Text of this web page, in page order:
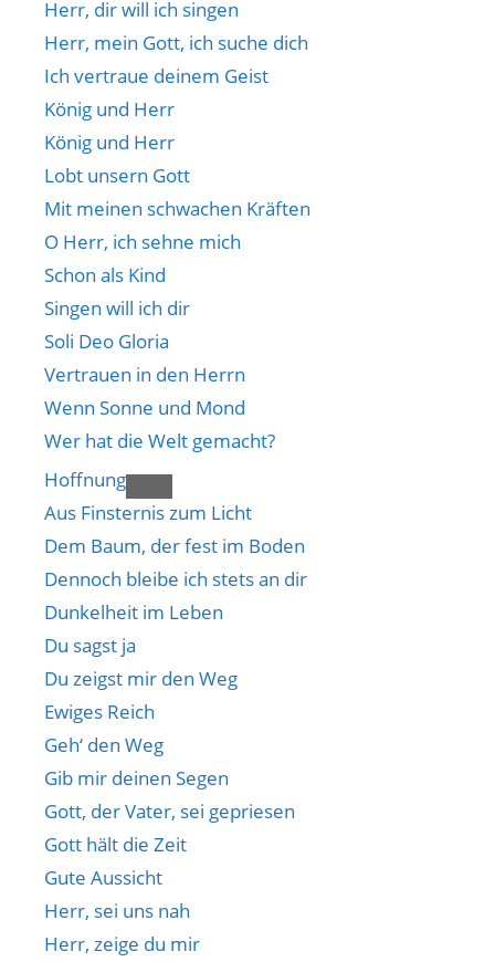
Herr, dir will ich singen
Herr, mein Gott, ich suche dich
Ich vertraue deinem Geist
König und Herr
König und Herr
Lobt unsern Gott
Mit meinen schwachen Kräften
O Herr, ich sehne mich
Schon als Kind
Singen will ich dir
Soli Deo Gloria
Vertrauen in den Herrn
Wenn Sonne und Mond
Wer hat die Welt gemacht?
Hoffnung
Aus Finsternis zum Licht
Dem Baum, der fest im Boden
Dennoch bleibe ich stets an dir
Dunkelheit im Leben
Du sagst ja
Du zeigst mir den Weg
Ewiges Reich
Geh‘ den Weg
Gib mir deinen Segen
Gott, der Vater, sei gepriesen
Gott hält die Zeit
Gute Aussicht
Herr, sei uns nah
Herr, zeige du mir